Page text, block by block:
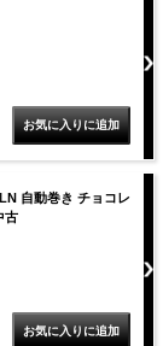
自動巻き チョコレ
古